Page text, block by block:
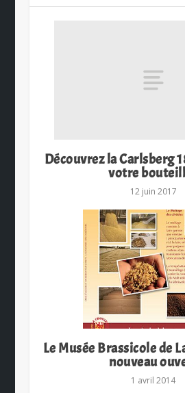
Découvrez la Carlsberg
votre
12 juin 2017
Le Musée Brassicole de
nouveau
1 avril 2014